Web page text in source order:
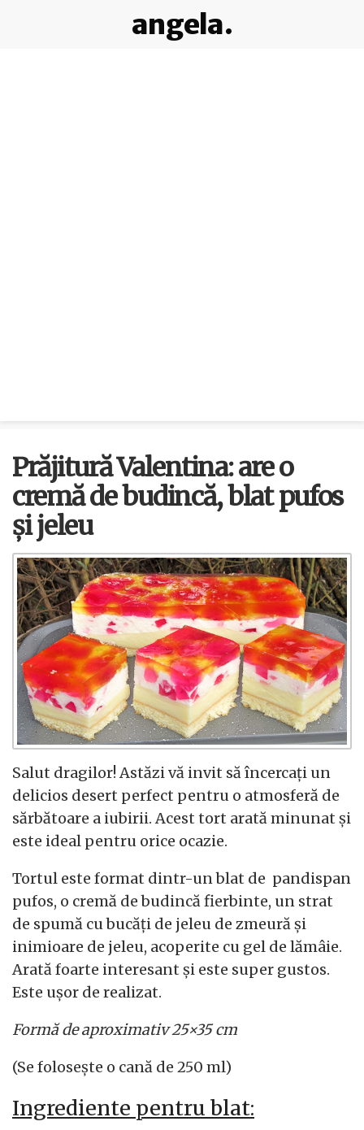
angela.
Prăjitură Valentina: are o
cremă de budincă, blat pufos
și jeleu
Salut dragilor! Astăzi vă invit să încercați un
delicios desert perfect pentru o atmosferă de
sărbătoare a iubirii. Acest tort arată minunat și
este ideal pentru orice ocazie.
Tortul este format dintr-un blat de pandispan
pufos, o cremă de budincă fierbinte, un strat
de spumă cu bucăți de jeleu de zmeură și
inimioare de jeleu, acoperite cu gel de lămâie.
Arată foarte interesant și este super gustos.
Este ușor de realizat.
Formă de aproximativ 25×35 cm
(Se folosește o cană de 250 ml)
Ingrediente pentru blat: